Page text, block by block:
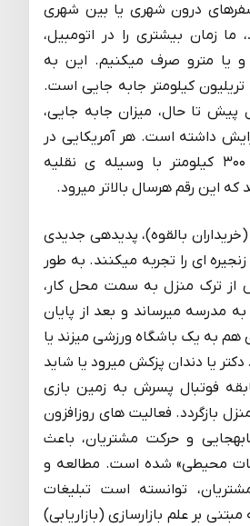
درون شهری یا بین شهری
زمان بیشتری را در اتومبیل،
و یا مترو صرف میکنیم. این به
معنای سالانه بیش از ۶ تریلیون کیلومتر جابه جایی است.
تا حال، میزان جابه جایی،
داشته است. هر آمریکایی در
هفته به طور متوسط ۳۰۰ کیلومتر با وسیله ی نقلیه
این رقم هرسال بالاتر میرود.
بالقوه)، پدیده­ی جدیدی
ای را تجربه میکنند. به طور
از ترک منزل به سمت محل کار،
به مدرسه میرساند و بعد از پایان
هم به یک باشگاه ورزشی میزند یا
یا دندان پزکش میرود یا شاید
فوتبال پسرش به زمین بازی
بازگردد. فعالیت های روزافزون
و حرکت مشتریان، باعث
محیطی» شده است. مطالعه و
توانسته است تبلیغات
بر علم بازارسازی (بازاریابی)